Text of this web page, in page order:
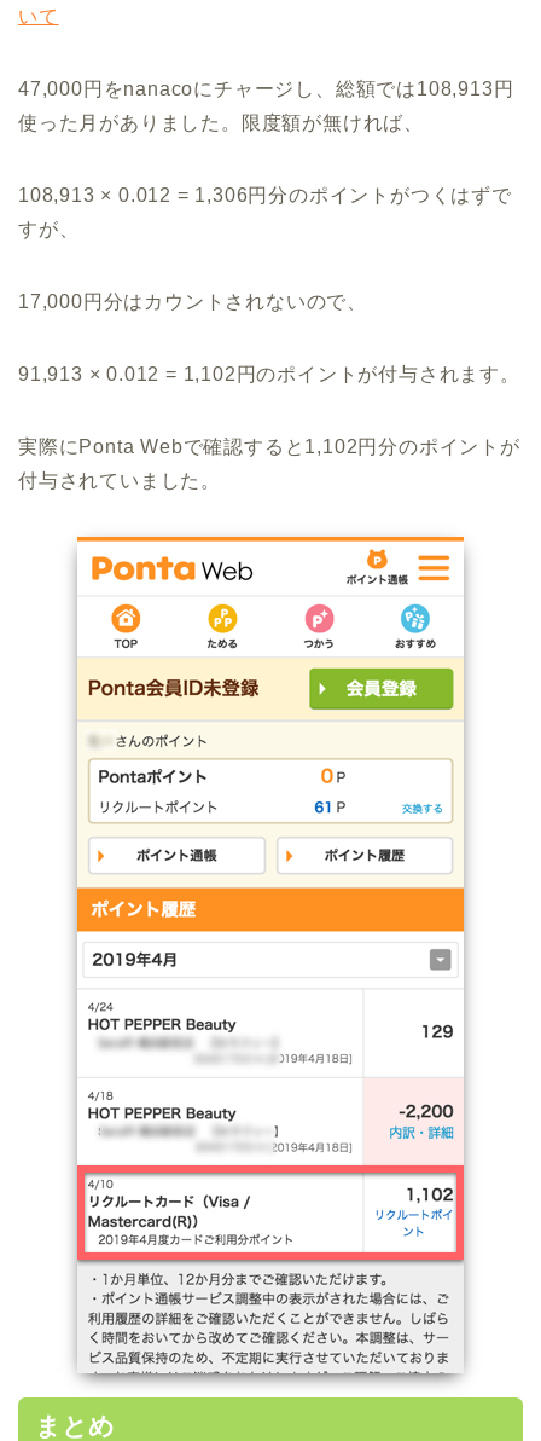
いて
47,000円をnanacoにチャージし、総額では108,913円
使った月がありました。限度額が無ければ、
108,913 × 0.012 = 1,306円分のポイントがつくはずで
すが、
17,000円分はカウントされないので、
91,913 × 0.012 = 1,102円のポイントが付与されます。
実際にPonta Webで確認すると1,102円分のポイントが
付与されていました。
まとめ